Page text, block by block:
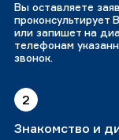
Вы оставляете
проконсультирует
или запишет на
телефонам
звонок.
2
Знакомство и